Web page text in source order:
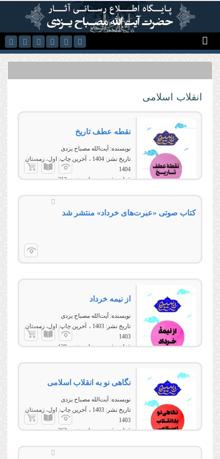
رفتن به محتوای اصلی
انقلاب اسلامی
نقطه عطف تاریخ
نویسنده: آیت‌الله مصباح یزدی
تاریخ نشر: 1404 آخرین چاپ: اول، زمستان
1404
قطع:رقعی تعداد صفحه:312
کتاب صوتی «عبرت‌های خرداد» منتشر شد
از نیمه خرداد
نویسنده: آیت‌الله مصباح یزدی
تاریخ نشر: 1403 آخرین چاپ: اول، زمستان
1403
قطع:رقعی تعداد صفحه:120
نگاهی نو به انقلاب اسلامی
نویسنده: آیت‌الله مصباح یزدی
تاریخ نشر: 1403 آخرین چاپ: اول، زمستان
1403
قطع:رقعی تعداد صفحه:262